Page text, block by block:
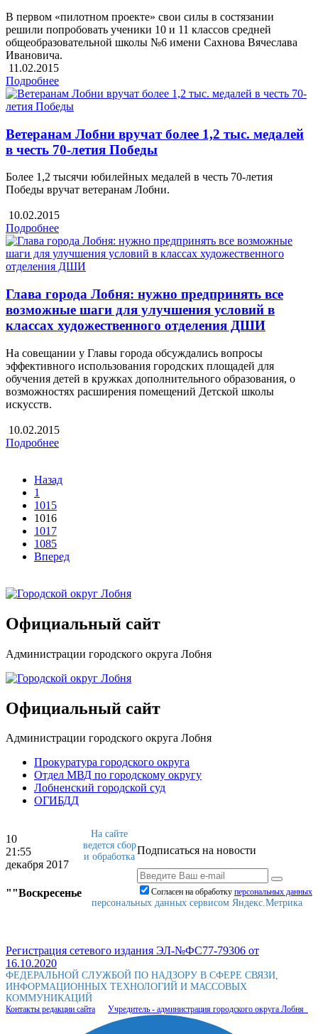
В первом «пилотном проекте» свои силы в состязании
решили попробовать ученики 10 и 11 классов средней
общеобразовательной школы №6 имени Сахнова Вячеслава
Ивановича.
11.02.2015
Подробнее
Ветеранам Лобни вручат более 1,2 тыс. медалей
в честь 70-летия Победы
Более 1,2 тысячи юбилейных медалей в честь 70-летия
Победы вручат ветеранам Лобни.
10.02.2015
Подробнее
Глава города Лобня: нужно предпринять все
возможные шаги для улучшения условий в
классах художественного отделения ДШИ
На совещании у Главы города обсуждались вопросы
эффективного использования городских площадей для
обучения детей в кружках дополнительного образования, о
возможностях расширения помещений Детской школы
искусств.
10.02.2015
Подробнее
Назад
1
1015
1016
1017
1085
Вперед
Официальный сайт
Администрации городского округа Лобня
Официальный сайт
Администрации городского округа Лобня
Прокуратура городского округа
Отдел МВД по городскому округу
Лобненский городской суд
ОГИБДД
10
21:55
декабря 2017
""Воскресенье
Подписаться на новости
Согласен на обработку персональныx данных
На сайте
ведется сбор
и обработка
персональных данных сервисом Яндекс.Метрика
Регистрация сетевого издания ЭЛ-№ФС77-79306 от
16.10.2020
ФЕДЕРАЛЬНОЙ СЛУЖБОЙ ПО НАДЗОРУ В СФЕРЕ СВЯЗИ,
ИНФОРМАЦИОННЫХ ТЕХНОЛОГИЙ И МАССОВЫХ
КОММУНИКАЦИЙ
Контакты редакции сайта Учредитель - администрация городского округа Лобня